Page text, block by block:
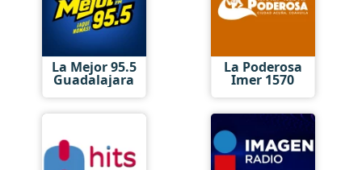
La Mejor 95.5
Guadalajara
La Poderosa
Imer 1570